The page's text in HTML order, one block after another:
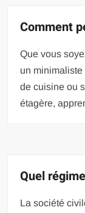
Comment
Que vous
un minimaliste
de cuisine ou
étagère,
Quel
La société